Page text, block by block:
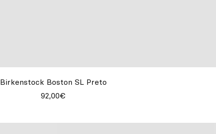
Birkenstock Boston SL Preto
92,00€